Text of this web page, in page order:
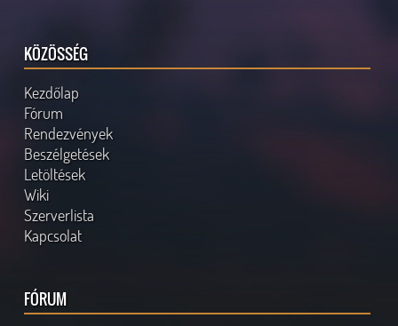
KÖZÖSSÉG
Kezdőlap
Fórum
Rendezvények
Beszélgetések
Letöltések
Wiki
Szerverlista
Kapcsolat
FÓRUM